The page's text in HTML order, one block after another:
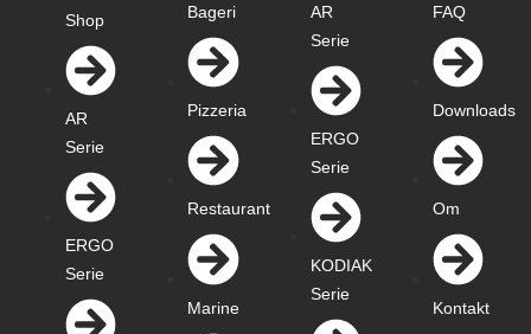
Shop
AR
Serie
ERGO
Serie
Bageri
Pizzeria
Restaurant
Marine
AR
Serie
ERGO
Serie
KODIAK
Serie
FAQ
Downloads
Om
Kontakt